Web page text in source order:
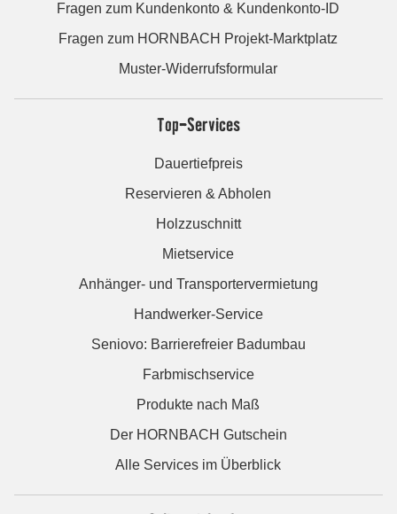
Fragen zum Kundenkonto & Kundenkonto-ID
Fragen zum HORNBACH Projekt-Marktplatz
Muster-Widerrufsformular
Top-Services
Dauertiefpreis
Reservieren & Abholen
Holzzuschnitt
Mietservice
Anhänger- und Transportervermietung
Handwerker-Service
Seniovo: Barrierefreier Badumbau
Farbmischservice
Produkte nach Maß
Der HORNBACH Gutschein
Alle Services im Überblick